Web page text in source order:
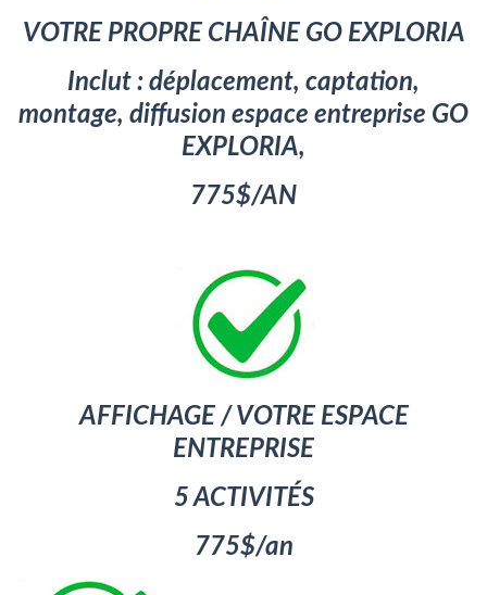
VOTRE PROPRE CHAÎNE GO EXPLORIA
Inclut : déplacement, captation,
montage, diffusion espace entreprise GO
EXPLORIA,
775$/AN
AFFICHAGE / VOTRE ESPACE
ENTREPRISE
5 ACTIVITÉS
775$/an